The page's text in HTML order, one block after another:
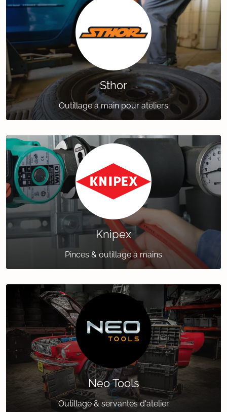
Sthor
Outillage à main pour ateliers
Knipex
Pinces & outillage à mains
Neo Tools
Outillage & servantes d'atelier